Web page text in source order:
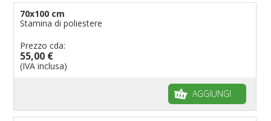
70x100 cm
Stamina di poliestere
Prezzo cda:
55,00 €
(IVA inclusa)
AGGIUNGI